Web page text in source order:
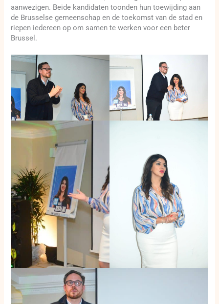
aanwezigen. Beide kandidaten toonden hun toewijding aan
de Brusselse gemeenschap en de toekomst van de stad en
riepen iedereen op om samen te werken voor een beter
Brussel.